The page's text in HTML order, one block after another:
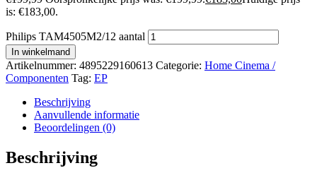
is: €183,00.
Philips TAM4505M2/12 aantal
In winkelmand
Artikelnummer: 4895229160613 Categorie: Home Cinema /
Componenten Tag: EP
Beschrijving
Aanvullende informatie
Beoordelingen (0)
Beschrijving